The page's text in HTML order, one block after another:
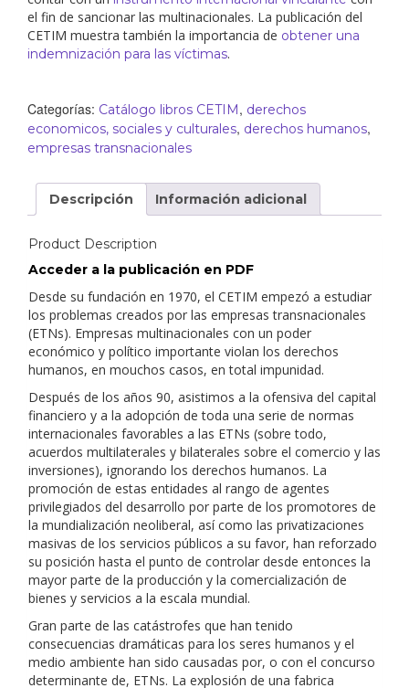
el fin de sancionar las multinacionales. La publicación del
CETIM muestra también la importancia de obtener una
indemnización para las víctimas.
Categorías: Catálogo libros CETIM , derechos
economicos, sociales y culturales, derechos humanos,
empresas transnacionales
Descripción Información adicional
Product Description
Acceder a la publicación en PDF
Desde su fundación en 1970, el CETIM empezó a estudiar
los problemas creados por las empresas transnacionales
(ETNs). Empresas multinacionales con un poder
económico y político importante violan los derechos
humanos, en mouchos casos, en total impunidad.
Después de los años 90, asistimos a la ofensiva del capital
financiero y a la adopción de toda una serie de normas
internacionales favorables a las ETNs (sobre todo,
acuerdos multilaterales y bilaterales sobre el comercio y las
inversiones), ignorando los derechos humanos. La
promoción de estas entidades al rango de agentes
privilegiados del desarrollo por parte de los promotores de
la mundialización neoliberal, así como las privatizaciones
masivas de los servicios públicos a su favor, han reforzado
su posición hasta el punto de controlar desde entonces la
mayor parte de la producción y la comercialización de
bienes y servicios a la escala mundial.
Gran parte de las catástrofes que han tenido
consecuencias dramáticas para los seres humanos y el
medio ambiente han sido causadas por, o con el concurso
determinante de, ETNs. La explosión de una fabrica